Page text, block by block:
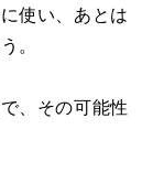
使い、あとは
。
、その可能性